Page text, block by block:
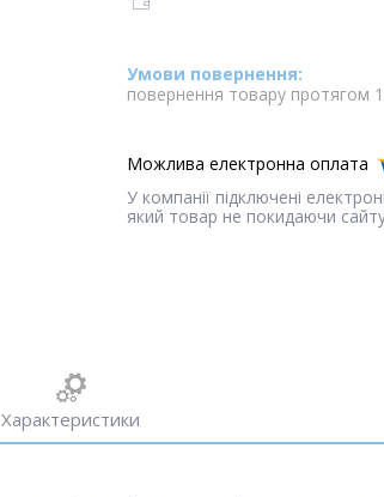
повернення товару протягом
У компанії підключені
який товар не покидаючи
Характеристики